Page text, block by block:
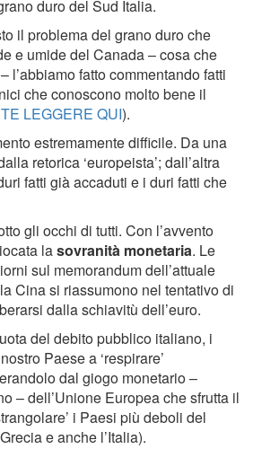
duro del Sud Italia.
il problema del grano duro che
e umide del Canada – cosa che
l’abbiamo fatto commentando fatti
che conoscono molto bene il
LEGGERE QUI).
estremamente difficile. Da una
retorica ‘europeista’; dall’altra
fatti già accaduti e i duri fatti che
gli occhi di tutti. Con l’avvento
lasovranità monetaria. Le
sul memorandum dell’attuale
Cina si riassumono nel tentativo di
dalla schiavitù dell’euro.
del debito pubblico italiano, i
Paese a ‘respirare’
dal giogo monetario –
– dell’Unione Europea che sfrutta il
i Paesi più deboli del
e anche l’Italia).